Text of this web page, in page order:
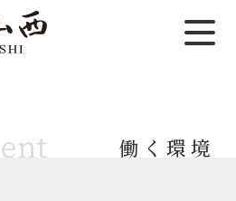
働く環境